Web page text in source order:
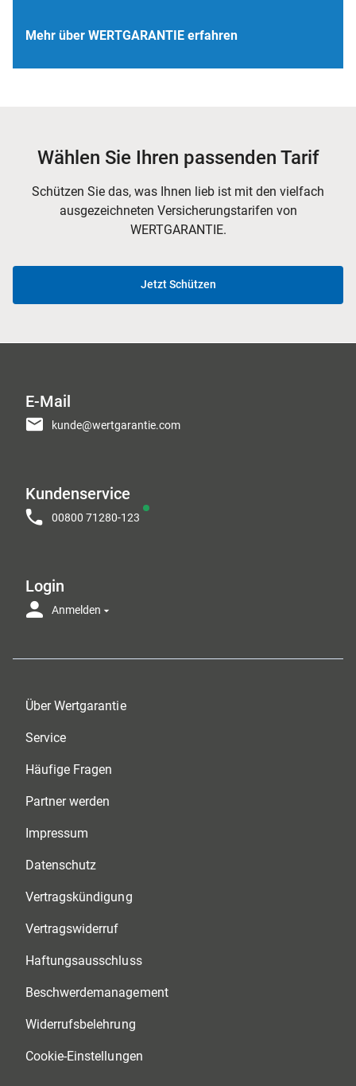
Mehr über WERTGARANTIE erfahren
Wählen Sie Ihren passenden Tarif
Schützen Sie das, was Ihnen lieb ist mit den vielfach
ausgezeichneten Versicherungstarifen von
WERTGARANTIE.
Jetzt Schützen
E-Mail
kunde@wertgarantie.com
Kundenservice
00800 71280-123
Login
Anmelden
Über Wertgarantie
Service
Häufige Fragen
Partner werden
Impressum
Datenschutz
Vertragskündigung
Vertragswiderruf
Haftungsausschluss
Beschwerdemanagement
Widerrufsbelehrung
Cookie-Einstellungen